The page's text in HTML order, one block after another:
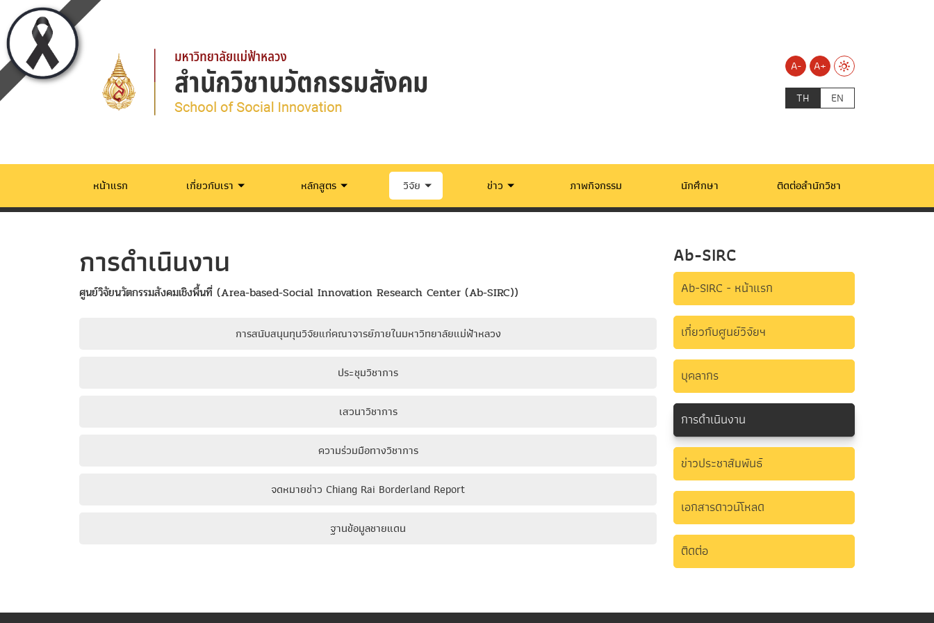
A-
A+
TH
EN
หน้าแรก เกี่ยวกับเรา หลักสูตร วิจัย ข่าว ภาพกิจกรรม นักศึกษา ติดต่อสำนักวิชา
การดำเนินงาน
ศูนย์วิจัยนวัตกรรมสังคมเชิงพื้นที่ (Area-based-Social Innovation Research Center (Ab-SIRC))
การสนับสนุนทุนวิจัยแก่คณาจารย์ภายในมหาวิทยาลัยแม่ฟ้าหลวง
ประชุมวิชาการ
เสวนาวิชาการ
ความร่วมมือทางวิชาการ
จดหมายข่าว Chiang Rai Borderland Report
ฐานข้อมูลชายแดน
Ab-SIRC
Ab-SIRC - หน้าแรก
เกี่ยวกับศูนย์วิจัยฯ
บุคลากร
การดำเนินงาน
ข่าวประชาสัมพันธ์
เอกสารดาวน์โหลด
ติดต่อ